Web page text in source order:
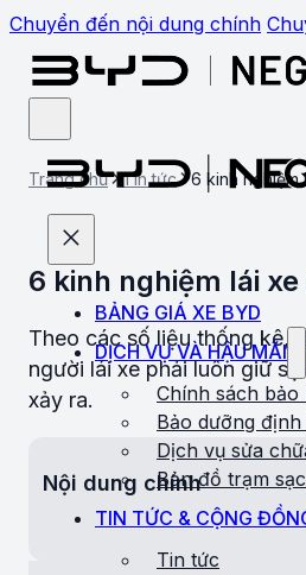
Chuyển đến nội dung chính
BẢNG GIÁ XE BYD
DỊCH VỤ VÀ HẬU MÃI
Chính sách bảo
Bảo dưỡng
Dịch vụ sửa
Bản đồ trạm sạc
TIN TỨC & CỘNG
Tin tức
Trang chủ Tin tức 6 kinh nghiệm
6 kinh nghiệm lái
Theo các số liệu thống kê,
người lái xe phải luôn giữ
xảy ra.
Nội dung chính